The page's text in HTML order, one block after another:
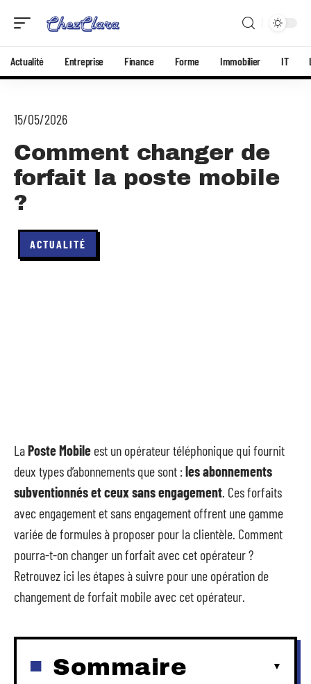
Actualité Entreprise Finance Forme Immobilier IT
15/05/2026
Comment changer de
forfait la poste mobile
?
ACTUALITÉ
LaPoste Mobile est un opérateur téléphonique qui fournit
deux types d’abonnements que sont :les abonnements
subventionnés et ceux sans engagement. Ces forfaits
avec engagement et sans engagement offrent une gamme
variée de formules à proposer pour la clientèle. Comment
pourra-t-on changer un forfait avec cet opérateur ?
Retrouvez ici les étapes à suivre pour une opération de
changement de forfait mobile avec cet opérateur.
Sommaire